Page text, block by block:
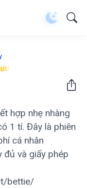
hợp nhẹ nhàng
1 tí. Đây là phiên
cá nhân
đủ và giấy phép
bettie/